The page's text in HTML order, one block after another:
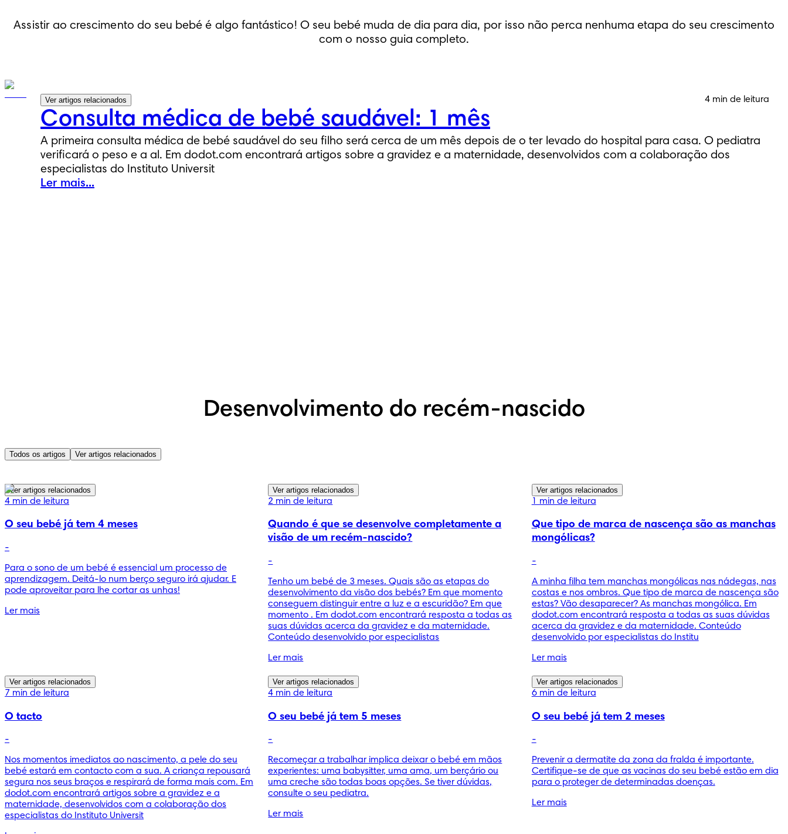
Assistir ao crescimento do seu bebé é algo fantástico! O seu bebé muda de dia para dia, por isso não perca nenhuma etapa do seu crescimento
com o nosso guia completo.
Ver artigos relacionados 4 min de leitura
Consulta médica de bebé saudável: 1 mês
A primeira consulta médica de bebé saudável do seu filho será cerca de um mês depois de o ter levado do hospital para casa. O pediatra
verificará o peso e a al. Em dodot.com encontrará artigos sobre a gravidez e a maternidade, desenvolvidos com a colaboração dos
especialistas do Instituto Universit
Ler mais...
Desenvolvimento do recém-nascido
Todos os artigos Ver artigos relacionados
Ver artigos relacionados
4 min de leitura
O seu bebé já tem 4 meses
-
Para o sono de um bebé é essencial um processo de
aprendizagem. Deitá-lo num berço seguro irá ajudar. E
pode aproveitar para lhe cortar as unhas!
Ler mais
Ver artigos relacionados
2 min de leitura
Quando é que se desenvolve completamente a
visão de um recém-nascido?
-
Tenho um bebé de 3 meses. Quais são as etapas do
desenvolvimento da visão dos bebés? Em que momento
conseguem distinguir entre a luz e a escuridão? Em que
momento . Em dodot.com encontrará resposta a todas as
suas dúvidas acerca da gravidez e da maternidade.
Conteúdo desenvolvido por especialistas
Ler mais
Ver artigos relacionados
1 min de leitura
Que tipo de marca de nascença são as manchas
mongólicas?
-
A minha filha tem manchas mongólicas nas nádegas, nas
costas e nos ombros. Que tipo de marca de nascença são
estas? Vão desaparecer? As manchas mongólica. Em
dodot.com encontrará resposta a todas as suas dúvidas
acerca da gravidez e da maternidade. Conteúdo
desenvolvido por especialistas do Institu
Ler mais
Ver artigos relacionados
7 min de leitura
O tacto
-
Nos momentos imediatos ao nascimento, a pele do seu
bebé estará em contacto com a sua. A criança repousará
segura nos seus braços e respirará de forma mais com. Em
dodot.com encontrará artigos sobre a gravidez e a
maternidade, desenvolvidos com a colaboração dos
especialistas do Instituto Universit
Ver artigos relacionados
4 min de leitura
O seu bebé já tem 5 meses
-
Recomeçar a trabalhar implica deixar o bebé em mãos
experientes: uma babysitter, uma ama, um berçário ou
uma creche são todas boas opções. Se tiver dúvidas,
consulte o seu pediatra.
Ler mais
Ver artigos relacionados
6 min de leitura
O seu bebé já tem 2 meses
-
Prevenir a dermatite da zona da fralda é importante.
Certifique-se de que as vacinas do seu bebé estão em dia
para o proteger de determinadas doenças.
Ler mais